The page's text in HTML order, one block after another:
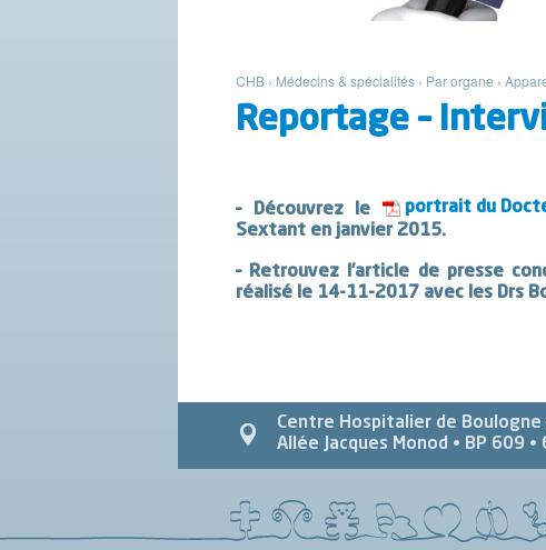
CHB › Médecins & spécialités › Par organe ›
Reportage –
– Découvrez le portrait du
Sextant en janvier 2015.
– Retrouvez l’article de presse
réalisé le 14-11-2017 avec les Drs
Centre Hospitalier de Boulogne
Allée Jacques Monod • BP 609 •